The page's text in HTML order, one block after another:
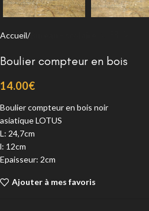
Accueil Bureau - scolaire
Boulier compteur en bois
14.00€
Boulier compteur en bois noir
asiatique LOTUS
L: 24,7cm
l: 12cm
Epaisseur: 2cm
Ajouter à mes favoris